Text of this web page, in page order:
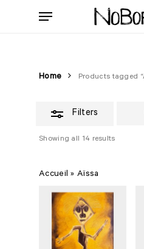
Menu
Home Products tagged
Filters
Showing all 14 results
Accueil »Aïssa